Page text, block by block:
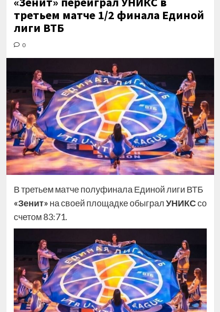
третьем матче 1/2 финала Единой
лиги ВТБ
0
В третьем матче полуфинала Единой лиги ВТБ
«Зенит» на своей площадке обыгралУНИКСсо
счетом 83:71.